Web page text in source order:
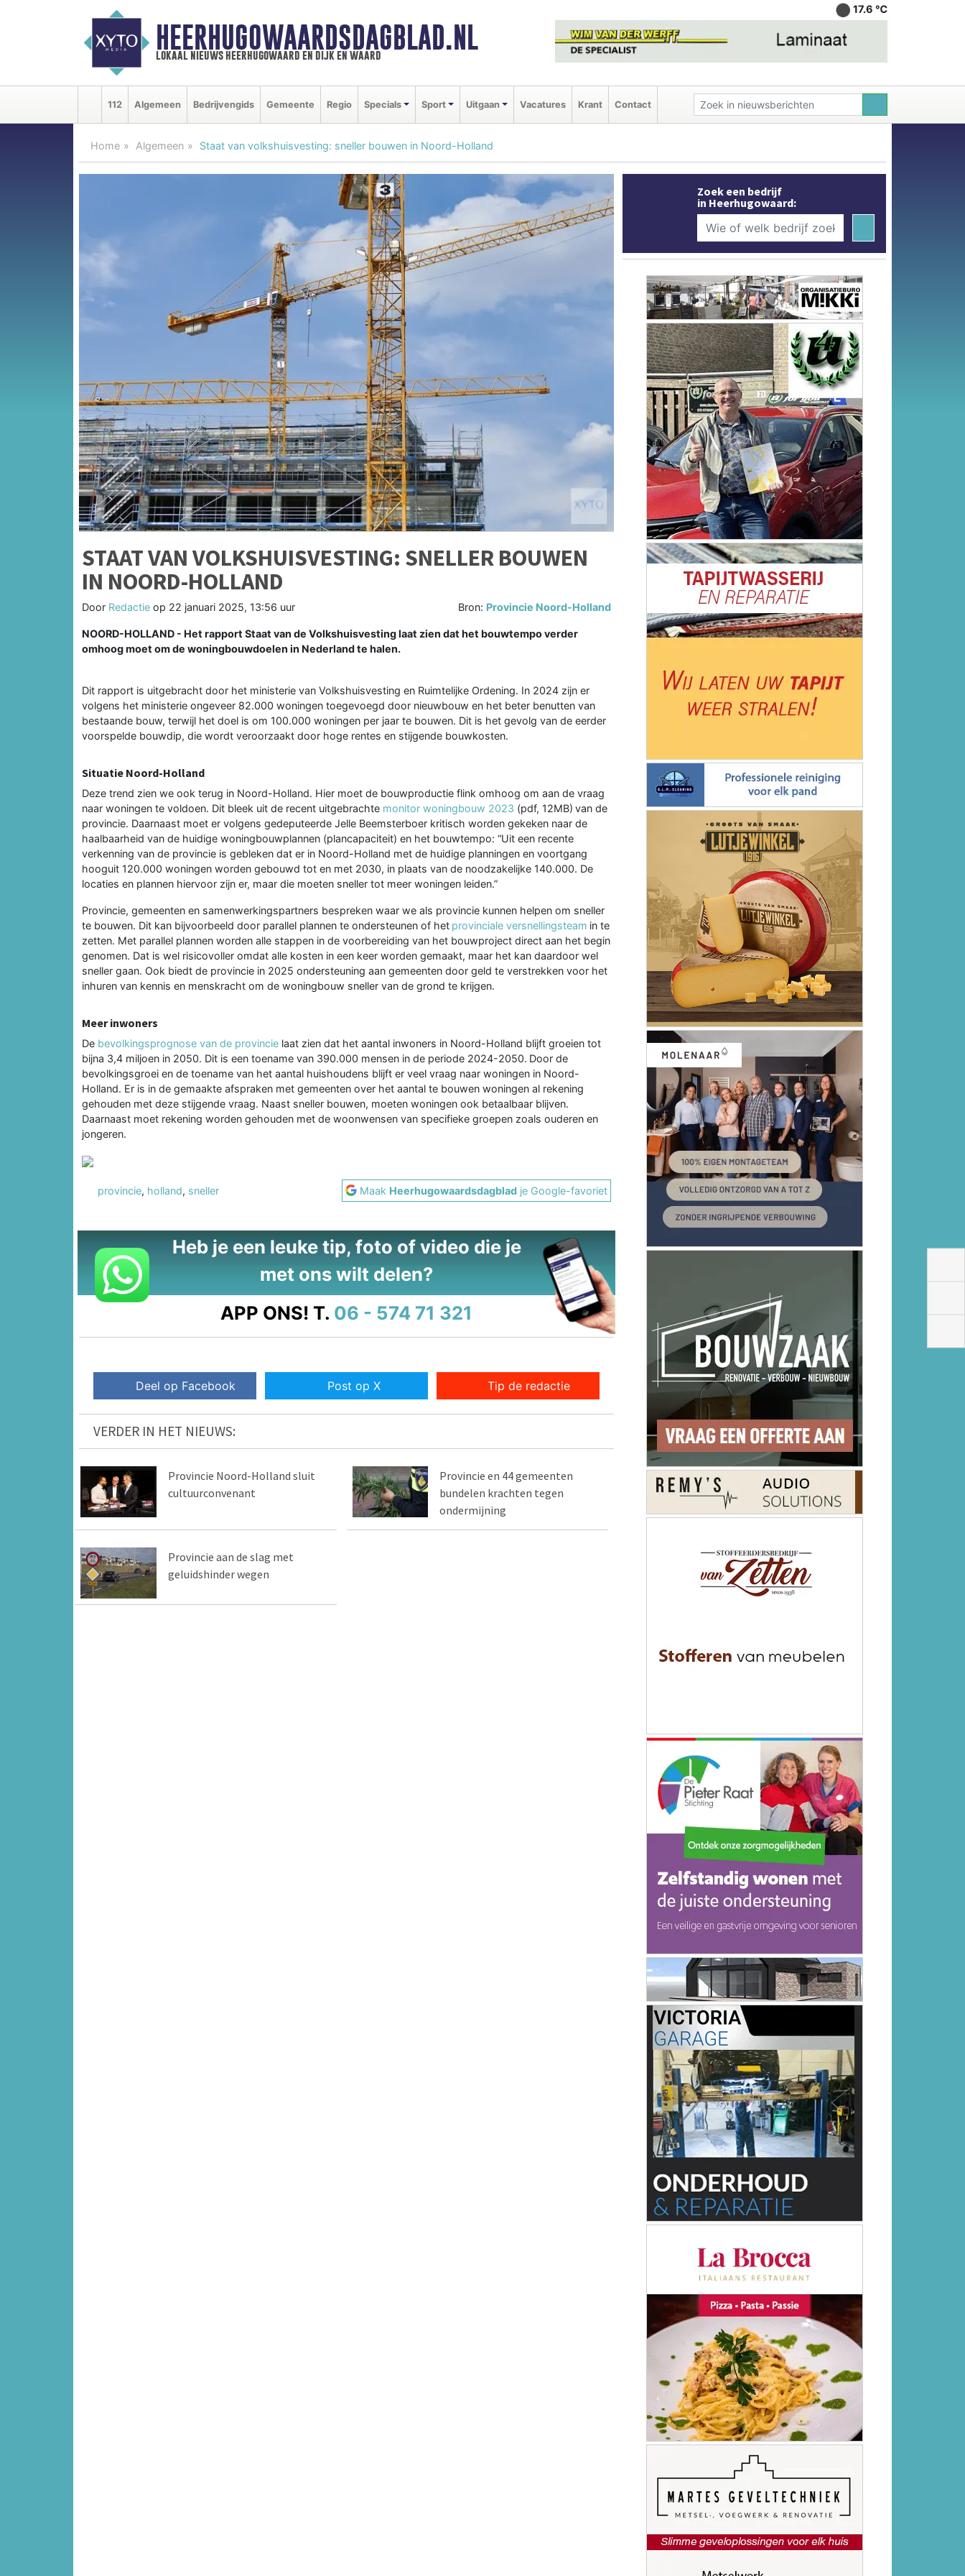
HEERHUGOWAARDSDAGBLAD.NL
lokaal nieuws heerhugowaard en dijk en waard
17.6 ℃
112 Algemeen Bedrijvengids Gemeente Regio Specials Sport Uitgaan Vacatures Krant Contact
Home Algemeen Staat van volkshuisvesting: sneller bouwen in Noord-Holland
STAAT VAN VOLKSHUISVESTING: SNELLER BOUWEN
IN NOORD-HOLLAND
Door Redactie op 22 januari 2025, 13:56 uur Bron: Provincie Noord-Holland
NOORD-HOLLAND - Het rapport Staat van de Volkshuisvesting laat zien dat het bouwtempo verder
omhoog moet om de woningbouwdoelen in Nederland te halen.
Dit rapport is uitgebracht door het ministerie van Volkshuisvesting en Ruimtelijke Ordening. In 2024 zijn er
volgens het ministerie ongeveer 82.000 woningen toegevoegd door nieuwbouw en het beter benutten van
bestaande bouw, terwijl het doel is om 100.000 woningen per jaar te bouwen. Dit is het gevolg van de eerder
voorspelde bouwdip, die wordt veroorzaakt door hoge rentes en stijgende bouwkosten.
Situatie Noord-Holland
Deze trend zien we ook terug in Noord-Holland. Hier moet de bouwproductie flink omhoog om aan de vraag
naar woningen te voldoen. Dit bleek uit de recent uitgebrachte monitor woningbouw 2023 (pdf, 12MB) van de
provincie. Daarnaast moet er volgens gedeputeerde Jelle Beemsterboer kritisch worden gekeken naar de
haalbaarheid van de huidige woningbouwplannen (plancapaciteit) en het bouwtempo: “Uit een recente
verkenning van de provincie is gebleken dat er in Noord-Holland met de huidige planningen en voortgang
hooguit 120.000 woningen worden gebouwd tot en met 2030, in plaats van de noodzakelijke 140.000. De
locaties en plannen hiervoor zijn er, maar die moeten sneller tot meer woningen leiden.”
Provincie, gemeenten en samenwerkingspartners bespreken waar we als provincie kunnen helpen om sneller
te bouwen. Dit kan bijvoorbeeld door parallel plannen te ondersteunen of het provinciale versnellingsteam in te
zetten. Met parallel plannen worden alle stappen in de voorbereiding van het bouwproject direct aan het begin
genomen. Dat is wel risicovoller omdat alle kosten in een keer worden gemaakt, maar het kan daardoor wel
sneller gaan. Ook biedt de provincie in 2025 ondersteuning aan gemeenten door geld te verstrekken voor het
inhuren van kennis en menskracht om de woningbouw sneller van de grond te krijgen.
Meer inwoners
De bevolkingsprognose van de provincie laat zien dat het aantal inwoners in Noord-Holland blijft groeien tot
bijna 3,4 miljoen in 2050. Dit is een toename van 390.000 mensen in de periode 2024-2050. Door de
bevolkingsgroei en de toename van het aantal huishoudens blijft er veel vraag naar woningen in Noord-
Holland. Er is in de gemaakte afspraken met gemeenten over het aantal te bouwen woningen al rekening
gehouden met deze stijgende vraag. Naast sneller bouwen, moeten woningen ook betaalbaar blijven.
Daarnaast moet rekening worden gehouden met de woonwensen van specifieke groepen zoals ouderen en
jongeren.
provincie, holland, sneller Maak Heerhugowaardsdagblad je Google-favoriet
Heb je een leuke tip, foto of video die je
met ons wilt delen?
APP ONS! T. 06 - 574 71 321
Deel op Facebook Post op X Tip de redactie
VERDER IN HET NIEUWS:
Provincie Noord-Holland sluit
cultuurconvenant
Provincie en 44 gemeenten
bundelen krachten tegen
ondermijning
Provincie aan de slag met
geluidshinder wegen
Zoek een bedrijf
in Heerhugowaard: